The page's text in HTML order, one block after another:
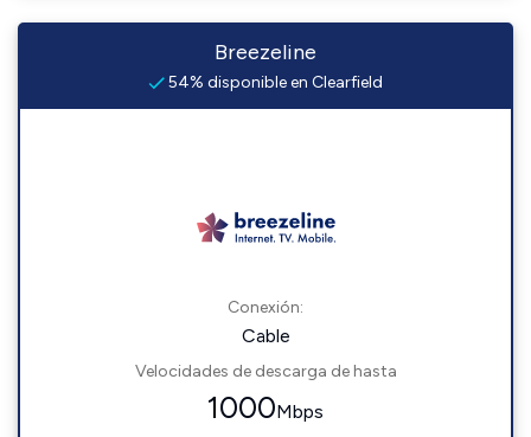
Breezeline
54% disponible en Clearfield
Conexión:
Cable
Velocidades de descarga de hasta
1000Mbps